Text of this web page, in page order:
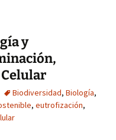
y
Biodiversidad, Biología,
, eutrofización,